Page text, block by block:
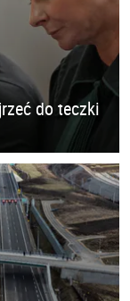
do teczki